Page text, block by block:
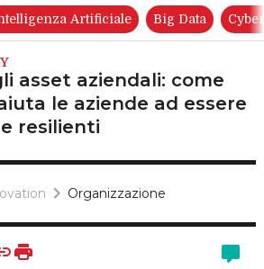
Artificiale Big Data
asset aziendali: come
le aziende ad essere
resilienti
Organizzazione